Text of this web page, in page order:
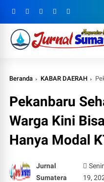
Beranda KABAR DAERAH
Pekanbaru
Warga Kini
Hanya Modal
Jurnal
Sumatera
19,